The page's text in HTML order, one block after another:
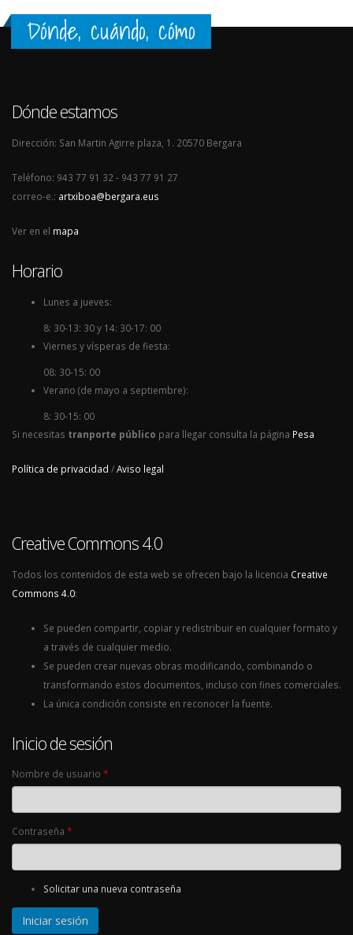
Dónde, cuándo, cómo
Dónde estamos
Dirección: San Martin Agirre plaza, 1. 20570 Bergara
Teléfono: 943 77 91 32 - 943 77 91 27
correo-e.: artxiboa@bergara.eus
Ver en el mapa
Horario
Lunes a jueves:
8: 30-13: 30 y 14: 30-17: 00
Viernes y vísperas de fiesta:
08: 30-15: 00
Verano (de mayo a septiembre):
8: 30-15: 00
Si necesitas tranporte público para llegar consulta la página Pesa
Política de privacidad /Aviso legal
Creative Commons 4.0
Todos los contenidos de esta web se ofrecen bajo la licencia Creative
Commons 4.0:
Se pueden compartir, copiar y redistribuir en cualquier formato y
a través de cualquier medio.
Se pueden crear nuevas obras modificando, combinando o
transformando estos documentos, incluso con fines comerciales.
La única condición consiste en reconocer la fuente.
Inicio de sesión
Nombre de usuario *
Contraseña *
Solicitar una nueva contraseña